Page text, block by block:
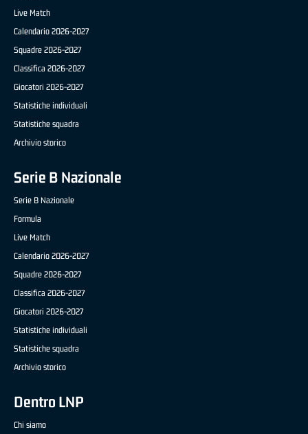
Live Match
Calendario 2026-2027
Squadre 2026-2027
Classifica 2026-2027
Giocatori 2026-2027
Statistiche individuali
Statistiche squadra
Archivio storico
Serie B Nazionale
Serie B Nazionale
Formula
Live Match
Calendario 2026-2027
Squadre 2026-2027
Classifica 2026-2027
Giocatori 2026-2027
Statistiche individuali
Statistiche squadra
Archivio storico
Dentro LNP
Chi siamo